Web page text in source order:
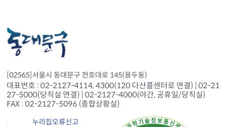
[02565]서울시 동대문구 천호대로 145(용두동)
대표번호 : 02-2127-4114, 4300(120 다산콜센터로 연결) | 02-21
27-5000(당직실 연결) | 02-2127-4000(야간, 공휴일/당직실)
FAX : 02-2127-5096 (종합상황실)
누리집오류신고